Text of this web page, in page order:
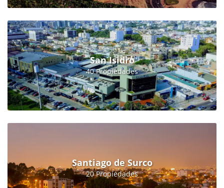
San Isidro
40 Propiedades
Santiago de Surco
20 Propiedades